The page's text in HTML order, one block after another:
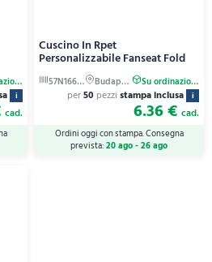
i
cad.
Cuscino In Rpet
Personalizzabile Fanseat Fold
per50 pezzi stampa inclusa i
6.36 € cad.
Ordini oggi con stampa. Consegna
prevista:20 ago - 26 ago